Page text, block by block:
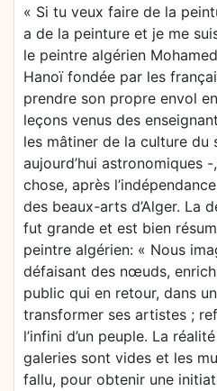
« Si tu veux faire de la
a de la peinture et je me
le peintre algérien
Hanoï fondée par les
prendre son propre envol
leçons venus des
les mâtiner de la culture du
aujourd’hui astronomiques
chose, après
des beaux-arts d’Alger. La
fut grande et est bien
peintre algérien: « Nous
défaisant des nœuds,
public qui en retour, dans
transformer ses artistes ;
l’infini d’un peuple. La
galeries sont vides et les
fallu, pour obtenir une